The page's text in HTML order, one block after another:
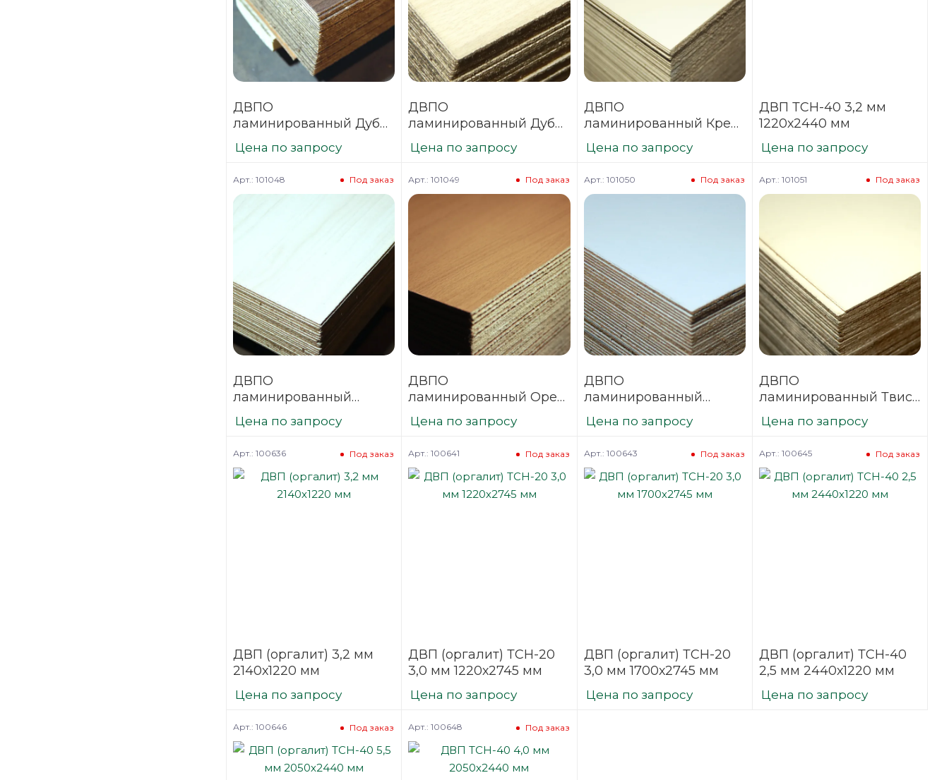
ДВПО
ламинированный Дуб
венге 3,2х1700х2745
Цена по запросу
ДВПО
ламинированный Дуб
Млечный 3,2х1700х2745
Цена по запросу
ДВПО
ламинированный Крем
3,2х1700х2745
Цена по запросу
ДВП ТСН-40 3,2 мм
1220х2440 мм
Цена по запросу
ДВПО
ламинированный
Лиственница светлая
3,2х1700х2745
Под заказ
Арт.: 101048
Цена по запросу
ДВПО
ламинированный Орех
№ 4842 3,2х1700х2745
Под заказ
Арт.: 101049
Цена по запросу
ДВПО
ламинированный
Серая 3,2х1700х2745
Под заказ
Арт.: 101050
Цена по запросу
ДВПО
ламинированный Твист
3,2х1700х2745
Под заказ
Арт.: 101051
Цена по запросу
ДВП (оргалит) 3,2 мм
2140х1220 мм
Под заказ
Арт.: 100636
Цена по запросу
ДВП (оргалит) ТСН-20
3,0 мм 1220х2745 мм
Под заказ
Арт.: 100641
Цена по запросу
ДВП (оргалит) ТСН-20
3,0 мм 1700х2745 мм
Под заказ
Арт.: 100643
Цена по запросу
ДВП (оргалит) ТСН-40
2,5 мм 2440х1220 мм
Под заказ
Арт.: 100645
Цена по запросу
Под заказ
Арт.: 100646 Под заказ
Арт.: 100648